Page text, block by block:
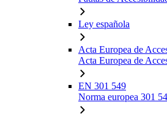
Ley española
Acta Europea de
Acta Europea de
EN 301 549
Norma europea 301